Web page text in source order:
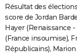
COPAINS D'AVANT
S'inscrire
Se connecter
Lycées
Collèges
Primaires
Universités
Entreprises
Service militaire
Avis de recherche
AVIS DE DÉCÈS
FORUM
Résultat des
score de Jordan
Hayer (Renaissance
(France insoumise),
Républicains),